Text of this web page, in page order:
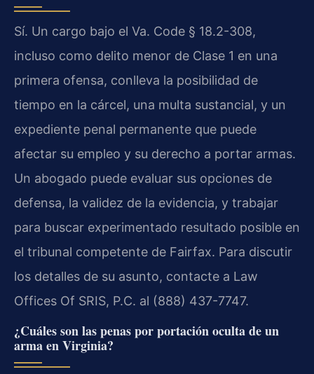
Sí. Un cargo bajo el Va. Code § 18.2-308,
incluso como delito menor de Clase 1 en una
primera ofensa, conlleva la posibilidad de
tiempo en la cárcel, una multa sustancial, y un
expediente penal permanente que puede
afectar su empleo y su derecho a portar armas.
Un abogado puede evaluar sus opciones de
defensa, la validez de la evidencia, y trabajar
para buscar experimentado resultado posible en
el tribunal competente de Fairfax. Para discutir
los detalles de su asunto, contacte a Law
Offices Of SRIS, P.C. al (888) 437-7747.
¿Cuáles son las penas por portación oculta de un
arma en Virginia?